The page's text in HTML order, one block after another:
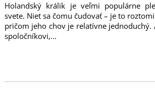
Holandský králik je veľmi populárne
svete. Niet sa čomu čudovať – je to
pričom jeho chov je relatívne jednoduchý.
spoločníkovi,...